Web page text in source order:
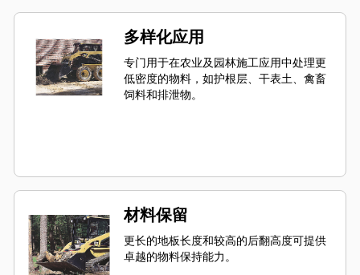
多样化应用
专门用于在农业及园林施工应用中处理更
低密度的物料，如护根层、干表土、禽畜
饲料和排泄物。
材料保留
更长的地板长度和较高的后翻高度可提供
卓越的物料保持能力。